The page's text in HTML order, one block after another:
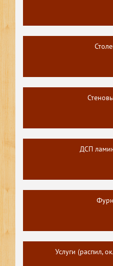
ДСП
Услуги (распил,